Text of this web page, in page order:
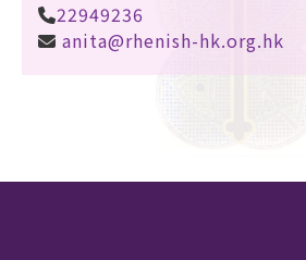
22949236
anita@rhenish-hk.org.hk